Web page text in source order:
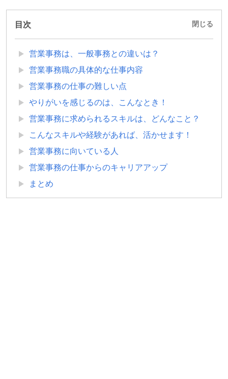
目次 閉じる
営業事務は、一般事務との違いは？
営業事務職の具体的な仕事内容
営業事務の仕事の難しい点
やりがいを感じるのは、こんなとき！
営業事務に求められるスキルは、どんなこと？
こんなスキルや経験があれば、活かせます！
営業事務に向いている人
営業事務の仕事からのキャリアアップ
まとめ